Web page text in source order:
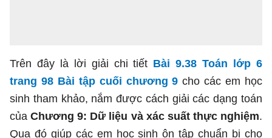
Trên đây là lời giải chi tiết Bài 9.38 Toán lớp 6
trang 98 Bài tập cuối chương 9 cho các em học
sinh tham khảo, nắm được cách giải các dạng toán
củaChương 9: Dữ liệu và xác suất thực nghiệm.
Qua đó giúp các em học sinh ôn tập chuẩn bị cho